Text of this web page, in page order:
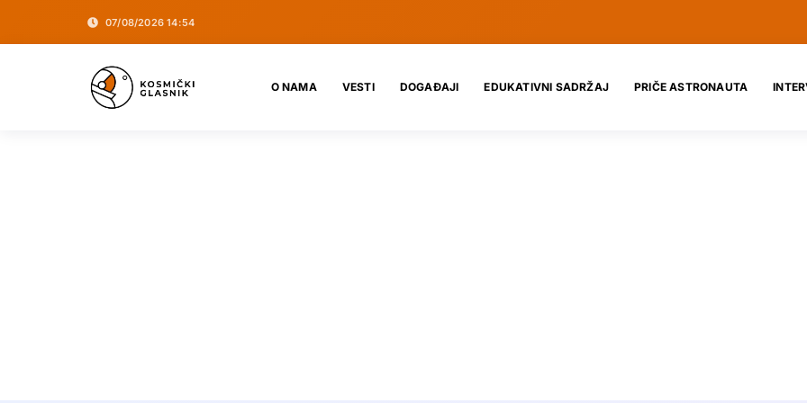
07/08/2026 14:54
O NAMA VESTI DOGAĐAJI EDUKATIVNI SADRŽAJ PRIČE ASTRONAUTA